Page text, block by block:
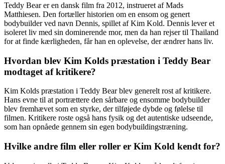
Teddy Bear er en dansk film fra 2012, instrueret af Mads
Matthiesen. Den fortæller historien om en ensom og genert
bodybuilder ved navn Dennis, spillet af Kim Kold. Dennis lever et
isoleret liv med sin dominerende mor, men da han rejser til Thailand
for at finde kærligheden, får han en oplevelse, der ændrer hans liv.
Hvordan blev Kim Kolds præstation i Teddy Bear
modtaget af kritikere?
Kim Kolds præstation i Teddy Bear blev generelt rost af kritikere.
Hans evne til at portrættere den sårbare og ensomme bodybuilder
blev fremhævet som en styrke, der tilføjede dybde og følelse til
filmen. Kritikere roste også hans fysik og det autentiske udseende,
som han opnåede gennem sin egen bodybuildingstræning.
Hvilke andre film eller roller er Kim Kold kendt for?